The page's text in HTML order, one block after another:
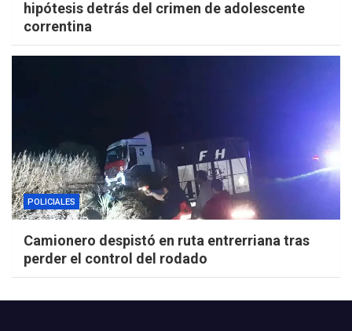
hipótesis detrás del crimen de adolescente
correntina
POLICIALES
Camionero despistó en ruta entrerriana tras
perder el control del rodado